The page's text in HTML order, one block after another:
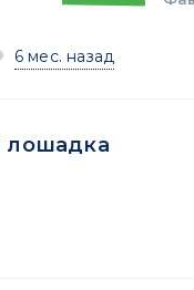
6 мес. назад
лошадка